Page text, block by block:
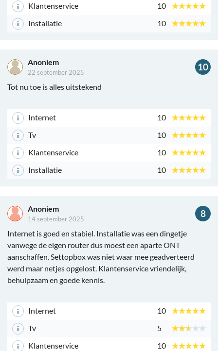
Klantenservice
10
Installatie
10
10
Anoniem
22 september 2025
Tot nu toe is alles uitstekend
Internet
10
Tv
10
Klantenservice
10
Installatie
10
8
Anoniem
14 september 2025
Internet is goed en stabiel. Installatie was een dingetje
vanwege de eigen router dus moest een aparte ONT
aanschaffen. Settopbox was niet waar mee geadverteerd
werd maar netjes opgelost. Klantenservice vriendelijk,
behulpzaam en goede kennis.
Internet
10
Tv
5
Klantenservice
10